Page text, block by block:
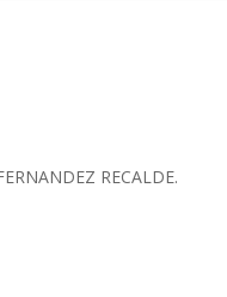
RECALDE.